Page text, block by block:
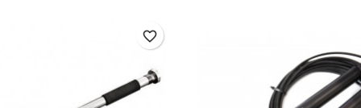
favorite_border